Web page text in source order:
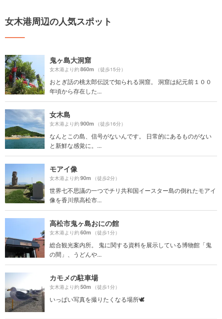
女木港周辺の人気スポット
鬼ヶ島大洞窟
女木港より約860m （徒歩15分）
おとぎ話の桃太郎伝説で知られる洞窟。 洞窟は紀元前１００
年頃から存在した...
女木島
女木港より約900m （徒歩16分）
なんとこの島、信号がないんです。 日常的にあるものがない
と新鮮な感覚に。...
モアイ像
女木港より約90m （徒歩2分）
世界七不思議の一つでチリ共和国イースター島の倒れたモアイ
像を香川県高松市...
高松市鬼ヶ島おにの館
女木港より約60m （徒歩1分）
総合観光案内所。 鬼に関する資料を展示している博物館「鬼
の間」、うどんや...
カモメの駐車場
女木港より約50m （徒歩1分）
いっぱい写真を撮りたくなる場所🕊